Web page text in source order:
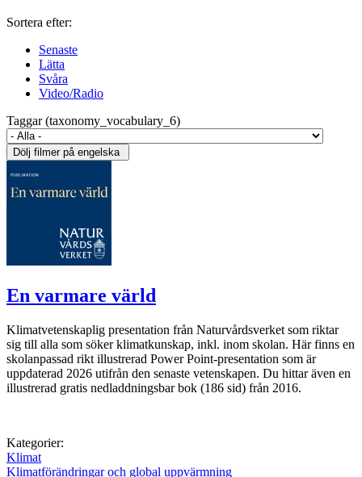
Sortera efter:
Senaste
Lätta
Svåra
Video/Radio
Taggar (taxonomy_vocabulary_6)
En varmare värld
Klimatvetenskaplig presentation från Naturvårdsverket som riktar
sig till alla som söker klimatkunskap, inkl. inom skolan. Här finns en
skolanpassad rikt illustrerad Power Point-presentation som är
uppdaterad 2026 utifrån den senaste vetenskapen. Du hittar även en
illustrerad gratis nedladdningsbar bok (186 sid) från 2016.
Kategorier:
Klimat
Klimatförändringar och global uppvärmning